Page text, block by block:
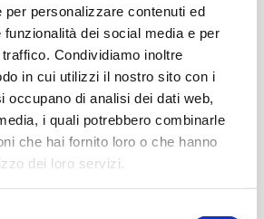
personalizzare contenuti ed
dei social media e per
Condividiamo inoltre
in cui utilizzi il nostro sito con i
occupano di analisi dei dati web,
i quali potrebbero combinarle
che hai fornito loro o che hanno
dei loro servizi.